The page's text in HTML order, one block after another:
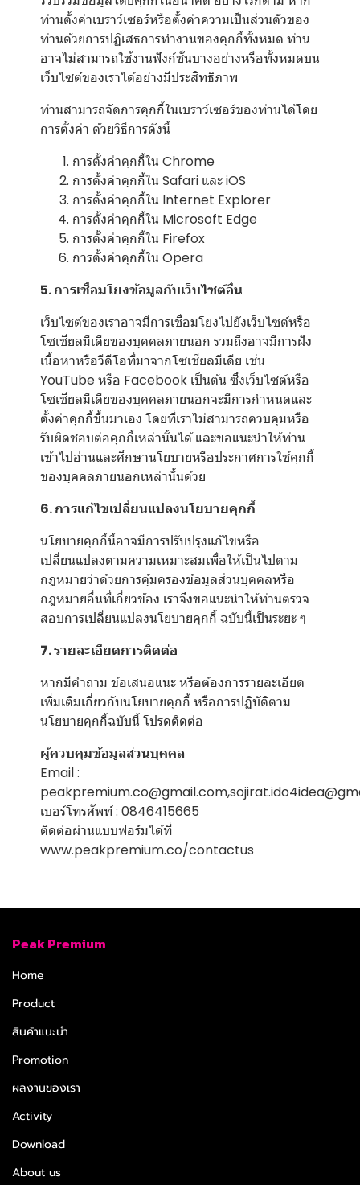
ท่านตั้งค่าเบราว์เซอร์หรือตั้งค่าความเป็นส่วนตัวของ
ท่านด้วยการปฏิเสธการทำงานของคุกกี้ทั้งหมด ท่าน
อาจไม่สามารถใช้งานฟังก์ชั่นบางอย่างหรือทั้งหมดบน
เว็บไซต์ของเราได้อย่างมีประสิทธิภาพ
ท่านสามารถจัดการคุกกี้ในเบราว์เซอร์ของท่านได้โดย
การตั้งค่า ด้วยวิธีการดังนี้
การตั้งค่าคุกกี้ใน Chrome
การตั้งค่าคุกกี้ใน Safari และiOS
การตั้งค่าคุกกี้ใน Internet Explorer
การตั้งค่าคุกกี้ใน Microsoft Edge
การตั้งค่าคุกกี้ใน Firefox
การตั้งค่าคุกกี้ใน Opera
5. การเชื่อมโยงข้อมูลกับเว็บไซต์อื่น
เว็บไซต์ของเราอาจมีการเชื่อมโยงไปยังเว็บไซต์หรือ
โซเชียลมีเดียของบุคคลภายนอก รวมถึงอาจมีการฝัง
เนื้อหาหรือวีดีโอที่มาจากโซเชียลมีเดีย เช่น
YouTube หรือ Facebook เป็นต้น ซึ่งเว็บไซต์หรือ
โซเชียลมีเดียของบุคคลภายนอกจะมีการกำหนดและ
ตั้งค่าคุกกี้ขึ้นมาเอง โดยที่เราไม่สามารถควบคุมหรือ
รับผิดชอบต่อคุกกี้เหล่านั้นได้ และขอแนะนำให้ท่าน
เข้าไปอ่านและศึกษานโยบายหรือประกาศการใช้คุกกี้
ของบุคคลภายนอกเหล่านั้นด้วย
6. การแก้ไขเปลี่ยนแปลงนโยบายคุกกี้
นโยบายคุกกี้นี้อาจมีการปรับปรุงแก้ไขหรือ
เปลี่ยนแปลงตามความเหมาะสมเพื่อให้เป็นไปตาม
กฎหมายว่าด้วยการคุ้มครองข้อมูลส่วนบุคคลหรือ
กฎหมายอื่นที่เกี่ยวข้อง เราจึงขอแนะนำให้ท่านตรวจ
สอบการเปลี่ยนแปลงนโยบายคุกกี้ ฉบับนี้เป็นระยะ ๆ
7. รายละเอียดการติดต่อ
หากมีคำถาม ข้อเสนอแนะ หรือต้องการรายละเอียด
เพิ่มเติมเกี่ยวกับนโยบายคุกกี้ หรือการปฏิบัติตาม
นโยบายคุกกี้ฉบับนี้ โปรดติดต่อ
ผู้ควบคุมข้อมูลส่วนบุคคล
Email :
เบอร์โทรศัพท์ : 0846415665
ติดต่อผ่านแบบฟอร์มได้ที่
www.peakpremium.co/contactus
Peak Premium
Home
Product
สินค้าแนะนำ
Promotion
ผลงานของเรา
Activity
Download
About us